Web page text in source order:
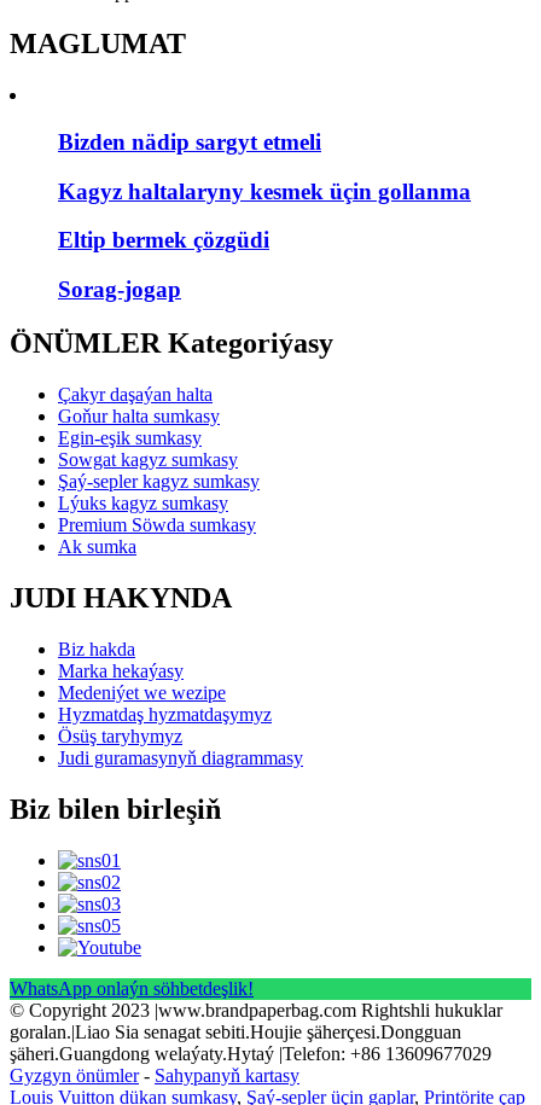
MAGLUMAT
Bizden nädip sargyt etmeli
Kagyz haltalaryny kesmek üçin gollanma
Eltip bermek çözgüdi
Sorag-jogap
ÖNÜMLER Kategoriýasy
Çakyr daşaýan halta
Goňur halta sumkasy
Egin-eşik sumkasy
Sowgat kagyz sumkasy
Şaý-sepler kagyz sumkasy
Lýuks kagyz sumkasy
Premium Söwda sumkasy
Ak sumka
JUDI HAKYNDA
Biz hakda
Marka hekaýasy
Medeniýet we wezipe
Hyzmatdaş hyzmatdaşymyz
Ösüş taryhymyz
Judi guramasynyň diagrammasy
Biz bilen birleşiň
WhatsApp onlaýn söhbetdeşlik!
© Copyright 2023 |www.brandpaperbag.com Rightshli hukuklar
goralan.|Liao Sia senagat sebiti.Houjie şäherçesi.Dongguan
şäheri.Guangdong welaýaty.Hytaý |Telefon: +86 13609677029
Gyzgyn önümler- Sahypanyň kartasy
Louis Vuitton dükan sumkasy, Şaý-sepler üçin gaplar, Printörite çap